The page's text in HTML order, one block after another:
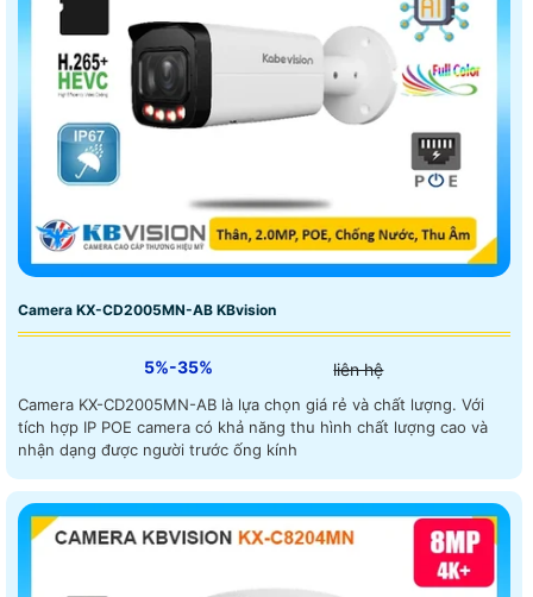
Camera KX-CD2005MN-AB KBvision
5%-35% liên hệ
Camera KX-CD2005MN-AB là lựa chọn giá rẻ và chất lượng. Với
tích hợp IP POE camera có khả năng thu hình chất lượng cao và
nhận dạng được người trước ống kính